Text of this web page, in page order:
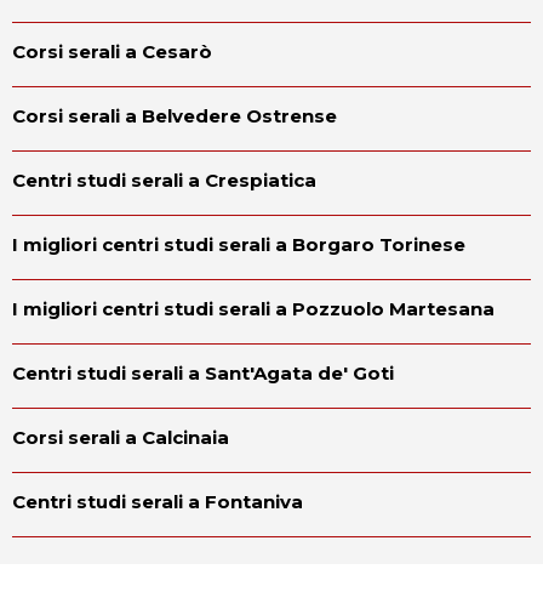
Corsi serali a Cesarò
Corsi serali a Belvedere Ostrense
Centri studi serali a Crespiatica
I migliori centri studi serali a Borgaro Torinese
I migliori centri studi serali a Pozzuolo Martesana
Centri studi serali a Sant'Agata de' Goti
Corsi serali a Calcinaia
Centri studi serali a Fontaniva